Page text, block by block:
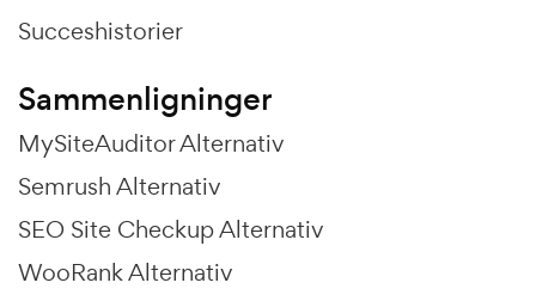
Succeshistorier
Sammenligninger
MySiteAuditor Alternativ
Semrush Alternativ
SEO Site Checkup Alternativ
WooRank Alternativ